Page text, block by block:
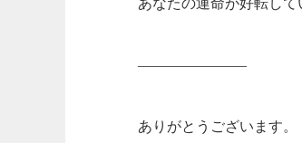
あなたの運命が好転して
———————–
ありがとうございます。